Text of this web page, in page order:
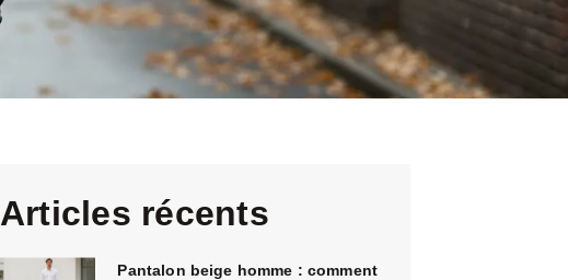
Articles récents
Pantalon beige homme : comment